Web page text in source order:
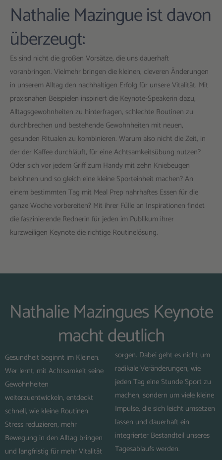
Nathalie Mazingue ist davon
überzeugt:
Es sind nicht die großen Vorsätze, die uns dauerhaft
voranbringen. Vielmehr bringen die kleinen, cleveren Änderungen
in unserem Alltag den nachhaltigen Erfolg für unsere Vitalität. Mit
praxisnahen Beispielen inspiriert die Keynote-Speakerin dazu,
Alltagsgewohnheiten zu hinterfragen, schlechte Routinen zu
durchbrechen und bestehende Gewohnheiten mit neuen,
gesunden Ritualen zu kombinieren. Warum also nicht die Zeit, in
der der Kaffee durchläuft, für eine Achtsamkeitsübung nutzen?
Oder sich vor jedem Griff zum Handy mit zehn Kniebeugen
belohnen und so gleich eine kleine Sporteinheit machen? An
einem bestimmten Tag mit Meal Prep nahrhaftes Essen für die
ganze Woche vorbereiten? Mit ihrer Fülle an Inspirationen findet
die faszinierende Rednerin für jeden im Publikum ihrer
kurzweiligen Keynote die richtige Routinelösung.
Nathalie Mazingues Keynote
macht deutlich
Gesundheit beginnt im Kleinen.
Wer lernt, mit Achtsamkeit seine
Gewohnheiten
weiterzuentwickeln, entdeckt
schnell, wie kleine Routinen
Stress reduzieren, mehr
Bewegung in den Alltag bringen
und langfristig für mehr Vitalität
sorgen. Dabei geht es nicht um
radikale Veränderungen, wie
jeden Tag eine Stunde Sport zu
machen, sondern um viele kleine
Impulse, die sich leicht umsetzen
lassen und dauerhaft ein
integrierter Bestandteil unseres
Tagesablaufs werden.